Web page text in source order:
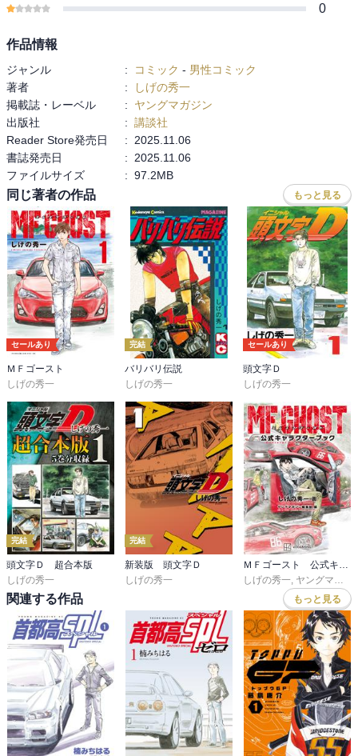
0
作品情報
ジャンル : コミック - 男性コミック
著者
:
しげの秀一
掲載誌・レーベル
:
ヤングマガジン
出版社
: 講談社
Reader Store発売日
:
2025.11.06
書誌発売日
:
2025.11.06
ファイルサイズ
: 97.2MB
同じ著者の作品 もっと見る
セールあり
ＭＦゴースト
しげの秀一
完結
バリバリ伝説
しげの秀一
セールあり
頭文字Ｄ
しげの秀一
完結
頭文字Ｄ 超合本版
しげの秀一
完結
新装版 頭文字Ｄ
しげの秀一
しげの秀一 ヤングマガジン編集部
関連する作品 もっと見る